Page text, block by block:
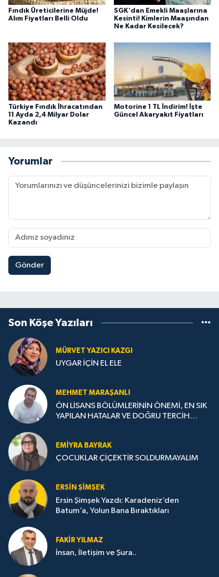
Fındık Üreticilerine Müjde!
Alım Fiyatları Belli Oldu
SGK'dan Emekli Maaşlarına
Kesinti! Kimlerin Maaşından
Ne Kadar Kesilecek?
Türkiye Fındık İhracatından
11 Ayda 2,4 Milyar Dolar
Kazandı
Motorine 1 TL İndirim! İşte
Güncel Akaryakıt Fiyatları
Yorumlar
Gönder
Son Köşe Yazıları
MÜRVET YAZICI KAZGI
UYGAR İÇİN EL ELE
MEHMET MARAŞANLI
ÖN LİSANS BÖLÜMLERİNİN ÖNEMİ, EN SIK
YAPILAN HATALAR VE DOĞRU TERCİH
EMIYRA BAYRAK
ÇOCUKLAR ÇİÇEKTİR SOLDURMAYALIM
ERSIN ŞIMŞEK
Ersin Şimşek Yazdı: Karadeniz’den
Batum’a, Yolun Bana Bıraktıkları
FAKIR YILMAZ
İnsan, İletişim ve Şura..